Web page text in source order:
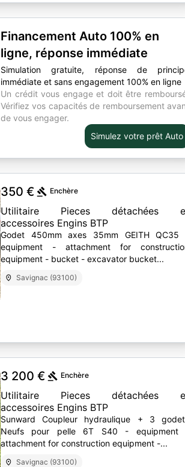
Financement Auto 100% en
ligne, réponse immédiate
Simulation gratuite, réponse de
immédiate et sans engagement 100% en ligne
Un crédit vous engage et doit être
Vérifiez vos capacités de remboursement
de vous engager.
Simulez votre prêt Auto
350 € Enchère
Utilitaire Pieces détachées
accessoires Engins BTP
Godet 450mm axes 35mm GEITH QC35
equipment - attachment for
equipment - bucket - excavator bucket...
Savignac (93100)
3 200 € Enchère
Utilitaire Pieces détachées
accessoires Engins BTP
Sunward Coupleur hydraulique + 3
Neufs pour pelle 6T S40 - equipment
attachment for construction equipment -...
Savignac (93100)